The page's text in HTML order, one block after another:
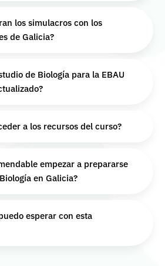
los simulacros con los
de Galicia?
de Biología para la EBAU
a los recursos del curso?
empezar a prepararse
en Galicia?
esperar con esta